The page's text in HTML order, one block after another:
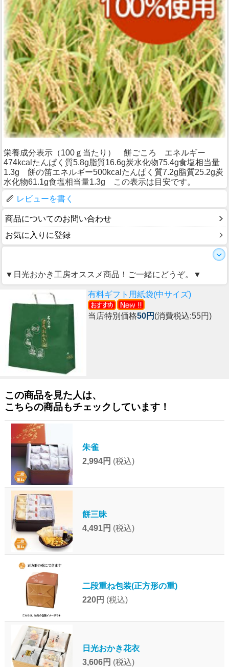
栄養成分表示（100ｇ当たり） 餅ごころ エネルギー
474kcalたんぱく質5.8g脂質16.6g炭水化物75.4g食塩相当量
1.3g 餅の笛エネルギー500kcalたんぱく質7.2g脂質25.2g炭
水化物61.1g食塩相当量1.3g この表示は目安です。
レビューを書く
商品についてのお問い合わせ
お気に入りに登録
▼日光おかき工房オススメ商品！ご一緒にどうぞ。▼
有料ギフト用紙袋(中サイズ)
当店特別価格50円 (消費税込:55円)
この商品を見た人は、
こちらの商品もチェックしています！
朱雀
2,994円 (税込)
餅三昧
4,491円 (税込)
二段重ね包装(正方形の重)
220円 (税込)
日光おかき花衣
3,606円 (税込)